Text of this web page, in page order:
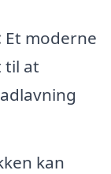
Et moderne
til at
kan